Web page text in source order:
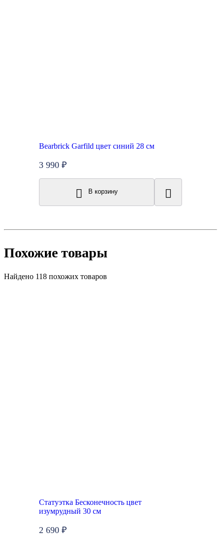
Bearbrick Garfild цвет синий 28 см
3 990 ₽
В корзину
Похожие товары
Найдено 118 похожих товаров
Статуэтка Бесконечность цвет
изумрудный 30 см
2 690 ₽